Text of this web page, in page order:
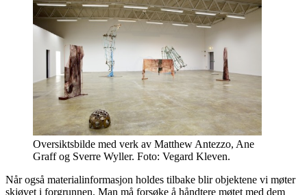
Oversiktsbilde med verk av Matthew Antezzo, Ane
Graff og Sverre Wyller. Foto: Vegard Kleven.
Når også materialinformasjon holdes tilbake blir objektene vi møter
skjøvet i forgrunnen. Man må forsøke å håndtere møtet med dem